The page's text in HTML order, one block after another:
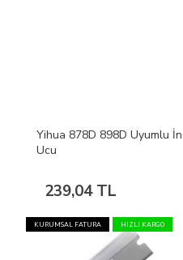
Yihua 878D 898D Uyumlu
Ucu
239,04 TL
KURUMSAL FATURA HIZLI KARGO